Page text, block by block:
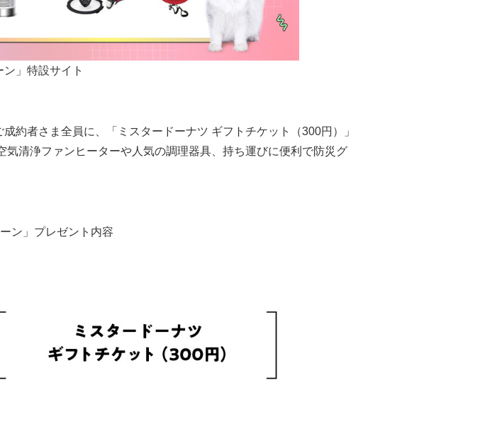
」特設サイト
約者さま全員に、「ミスタードーナツ ギフトチケット（300円）」
清浄ファンヒーターや人気の調理器具、持ち運びに便利で防災グ
ン」プレゼント内容